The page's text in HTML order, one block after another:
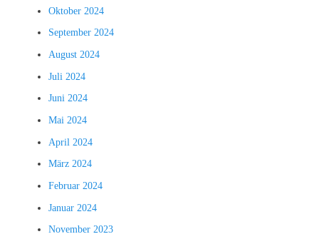
Oktober 2024
September 2024
August 2024
Juli 2024
Juni 2024
Mai 2024
April 2024
März 2024
Februar 2024
Januar 2024
November 2023